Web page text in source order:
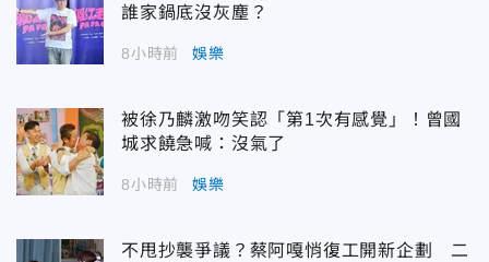
誰家鍋底沒灰塵？
8小時前 娛樂
被徐乃麟激吻笑認「第1次有感覺」！曾國
城求饒急喊：沒氣了
8小時前 娛樂
不甩抄襲爭議？蔡阿嘎悄復工開新企劃 二